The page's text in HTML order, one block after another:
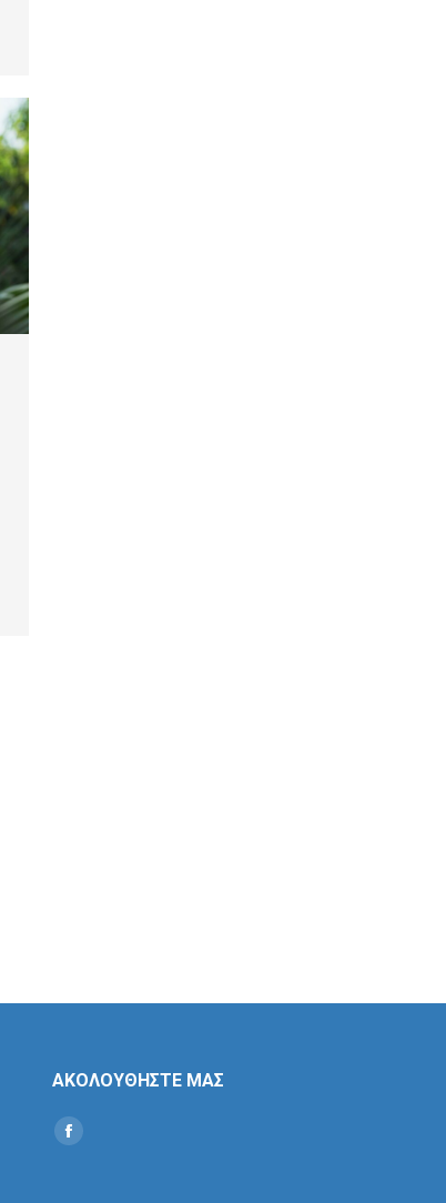
ΑΚΟΛΟΥΘΗΣΤΕ ΜΑΣ
Find us on:
Social